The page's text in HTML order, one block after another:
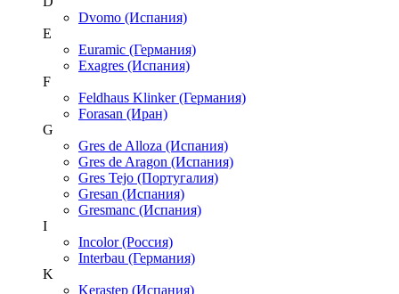
Dvomo (Испания)
E
Euramic (Германия)
Exagres (Испания)
F
Feldhaus Klinker (Германия)
Forasan (Иран)
G
Gres de Alloza (Испания)
Gres de Aragon (Испания)
Gres Tejo (Португалия)
Gresan (Испания)
Gresmanc (Испания)
I
Incolor (Россия)
Interbau (Германия)
K
Kerastep (Испания)